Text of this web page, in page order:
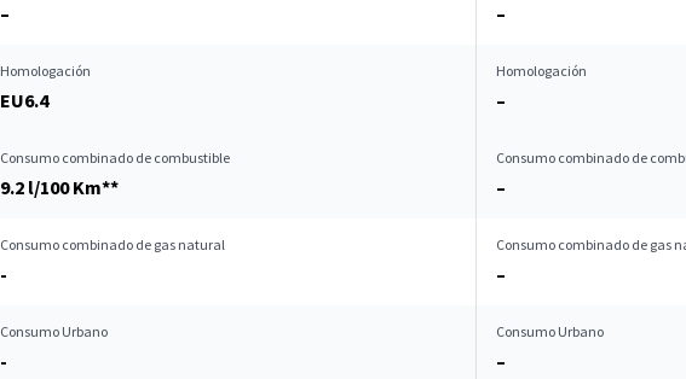
– –
Homologación
EU6.4
Homologación
–
Consumo combinado de combustible
9.2 l/100 Km**
Consumo combinado de
–
Consumo combinado de gas natural
-
Consumo combinado de gas
–
Consumo Urbano
-
Consumo Urbano
–